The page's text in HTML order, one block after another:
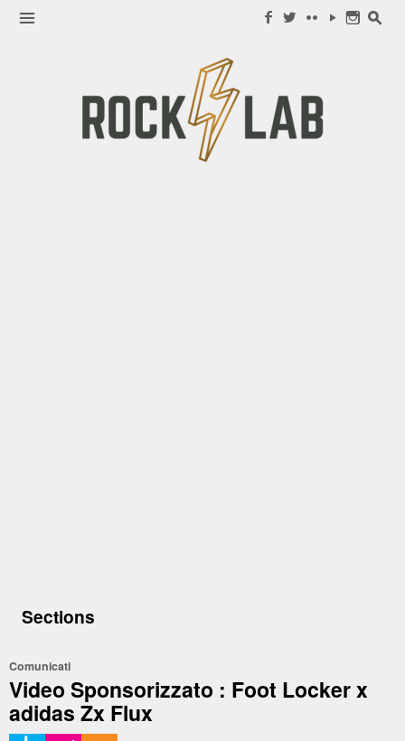
f w c y n s
m
Sections
Comunicati
Video Sponsorizzato : Foot Locker x
adidas Zx Flux